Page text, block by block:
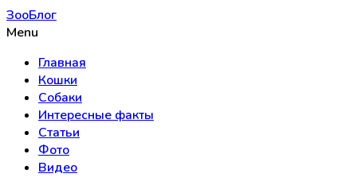
ЗооБлог
Menu
Главная
Кошки
Собаки
Интересные факты
Статьи
Фото
Видео